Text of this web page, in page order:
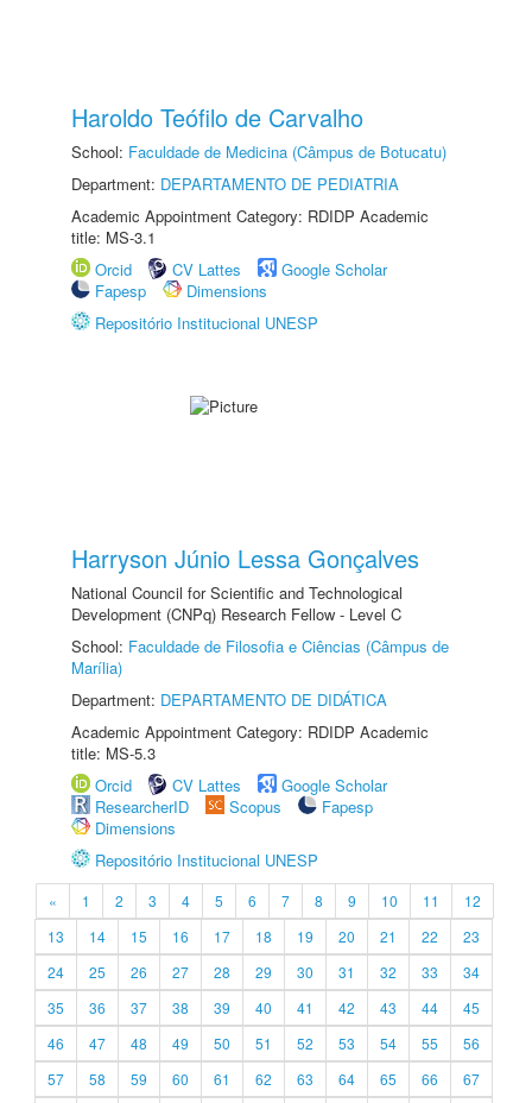
Haroldo Teófilo de Carvalho
School: Faculdade de Medicina (Câmpus de Botucatu)
Department: DEPARTAMENTO DE PEDIATRIA
Academic Appointment Category: RDIDP Academic
title: MS-3.1
Orcid
CV Lattes
Google Scholar
Fapesp
Dimensions
Repositório Institucional UNESP
Harryson Júnio Lessa Gonçalves
National Council for Scientific and Technological
Development (CNPq) Research Fellow - Level C
School: Faculdade de Filosofia e Ciências (Câmpus de
Marília)
Department: DEPARTAMENTO DE DIDÁTICA
Academic Appointment Category: RDIDP Academic
title: MS-5.3
Orcid
CV Lattes
Google Scholar
ResearcherID
Scopus
Fapesp
Dimensions
Repositório Institucional UNESP
« 1 2 3 4 5 6 7 8 9 10 11
12
13
14 15 16 17 18 19 20 21 22
23
24
25 26 27 28 29 30 31 32 33
34
35
36 37 38 39 40 41 42 43 44
45
46
47 48 49 50 51 52 53 54 55
56
57
58 59 60 61 62 63 64 65 66
67